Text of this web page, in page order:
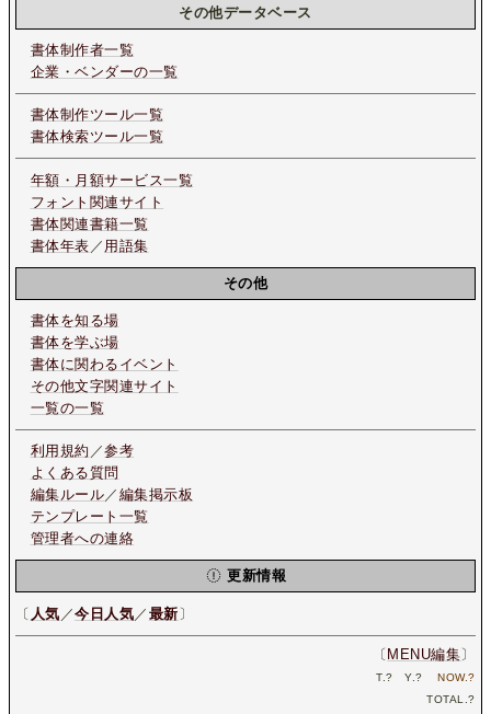
その他データベース
書体制作者一覧
企業・ベンダーの一覧
書体制作ツール一覧
書体検索ツール一覧
年額・月額サービス一覧
フォント関連サイト
書体関連書籍一覧
書体年表 ／ 用語集
その他
書体を知る場
書体を学ぶ場
書体に関わるイベント
その他文字関連サイト
一覧の一覧
利用規約 ／参考
よくある質問
編集ルール ／ 編集掲示板
テンプレート一覧
管理者への連絡
更新情報
〔 人気 ／今日人気／ 最新 〕
〔MENU編集〕
T.? Y.? NOW.?
TOTAL.?